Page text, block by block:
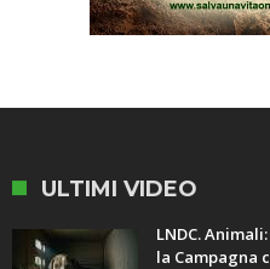
ULTIMI VIDEO
LNDC.
la Campagna